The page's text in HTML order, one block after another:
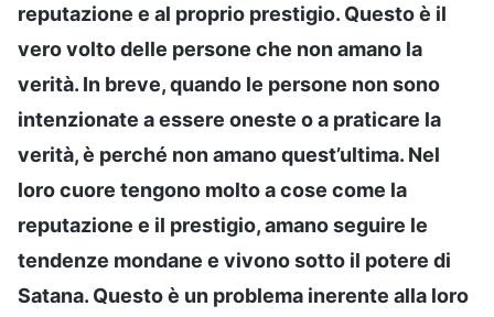
reputazione e al proprio prestigio. Questo è il
vero volto delle persone che non amano la
verità. In breve, quando le persone non sono
intenzionate a essere oneste o a praticare la
verità, è perché non amano quest’ultima. Nel
loro cuore tengono molto a cose come la
reputazione e il prestigio, amano seguire le
tendenze mondane e vivono sotto il potere di
Satana. Questo è un problema inerente alla loro